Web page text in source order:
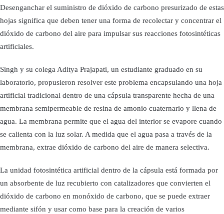
Desenganchar el suministro de dióxido de carbono presurizado de estas
hojas significa que deben tener una forma de recolectar y concentrar el
dióxido de carbono del aire para impulsar sus reacciones fotosintéticas
artificiales.
Singh y su colega Aditya Prajapati, un estudiante graduado en su
laboratorio, propusieron resolver este problema encapsulando una hoja
artificial tradicional dentro de una cápsula transparente hecha de una
membrana semipermeable de resina de amonio cuaternario y llena de
agua. La membrana permite que el agua del interior se evapore cuando
se calienta con la luz solar. A medida que el agua pasa a través de la
membrana, extrae dióxido de carbono del aire de manera selectiva.
La unidad fotosintética artificial dentro de la cápsula está formada por
un absorbente de luz recubierto con catalizadores que convierten el
dióxido de carbono en monóxido de carbono, que se puede extraer
mediante sifón y usar como base para la creación de varios